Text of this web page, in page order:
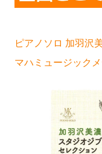
ピアノソロ 加羽沢
マハミュージック